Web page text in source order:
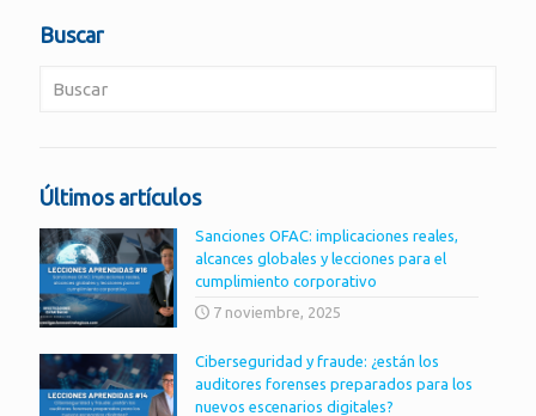
Buscar
Últimos artículos
Sanciones OFAC: implicaciones reales,
alcances globales y lecciones para el
cumplimiento corporativo
7 noviembre, 2025
Ciberseguridad y fraude: ¿están los
auditores forenses preparados para los
nuevos escenarios digitales?